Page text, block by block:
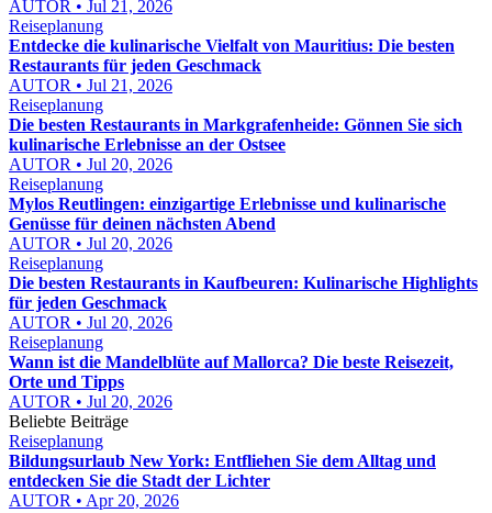
AUTOR • Jul 21, 2026
Reiseplanung
Entdecke die kulinarische Vielfalt von Mauritius: Die besten
Restaurants für jeden Geschmack
AUTOR • Jul 21, 2026
Reiseplanung
Die besten Restaurants in Markgrafenheide: Gönnen Sie sich
kulinarische Erlebnisse an der Ostsee
AUTOR • Jul 20, 2026
Reiseplanung
Mylos Reutlingen: einzigartige Erlebnisse und kulinarische
Genüsse für deinen nächsten Abend
AUTOR • Jul 20, 2026
Reiseplanung
Die besten Restaurants in Kaufbeuren: Kulinarische Highlights
für jeden Geschmack
AUTOR • Jul 20, 2026
Reiseplanung
Wann ist die Mandelblüte auf Mallorca? Die beste Reisezeit,
Orte und Tipps
AUTOR • Jul 20, 2026
Beliebte Beiträge
Reiseplanung
Bildungsurlaub New York: Entfliehen Sie dem Alltag und
entdecken Sie die Stadt der Lichter
AUTOR • Apr 20, 2026